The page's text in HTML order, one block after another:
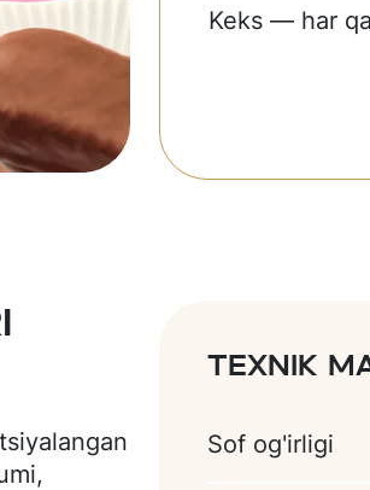
Keks — har
Texnik
Sof og'irligi